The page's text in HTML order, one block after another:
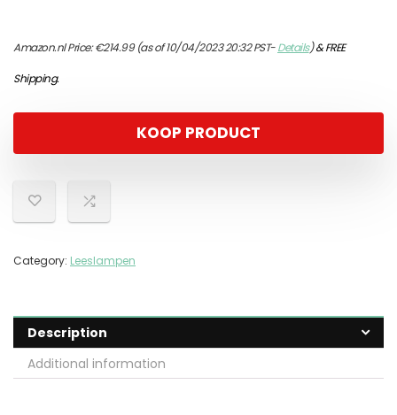
Amazon.nl Price:€214.99(as of 10/04/2023 20:32 PST-Details)&FREE
Shipping.
KOOP PRODUCT
Category: Leeslampen
Description
Additional information